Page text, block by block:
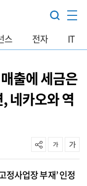
스 전자 IT
출에 세금은
네카오와 역
정사업장 부재’ 인정